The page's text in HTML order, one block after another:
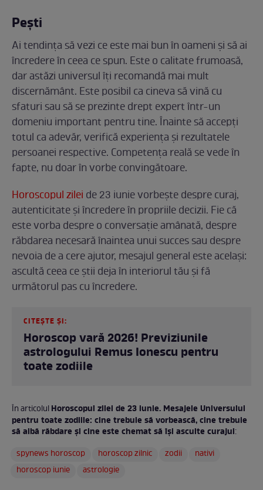
Pești
Ai tendința să vezi ce este mai bun în oameni și să ai
încredere în ceea ce spun. Este o calitate frumoasă,
dar astăzi universul îți recomandă mai mult
discernământ. Este posibil ca cineva să vină cu
sfaturi sau să se prezinte drept expert într-un
domeniu important pentru tine. Înainte să accepți
totul ca adevăr, verifică experiența și rezultatele
persoanei respective. Competența reală se vede în
fapte, nu doar în vorbe convingătoare.
Horoscopul zilei de 23 iunie vorbește despre curaj,
autenticitate și încredere în propriile decizii. Fie că
este vorba despre o conversație amânată, despre
răbdarea necesară înaintea unui succes sau despre
nevoia de a cere ajutor, mesajul general este același:
ascultă ceea ce știi deja în interiorul tău și fă
următorul pas cu încredere.
CITEȘTE ȘI:
Horoscop vară 2026! Previziunile
astrologului Remus Ionescu pentru
toate zodiile
În articolulHoroscopul zilei de 23 iunie. Mesajele Universului
pentru toate zodiile: cine trebuie să vorbească, cine trebuie
să aibă răbdare și cine este chemat să își asculte curajul:
spynews horoscop
horoscop zilnic zodii
nativi
horoscop iunie
astrologie